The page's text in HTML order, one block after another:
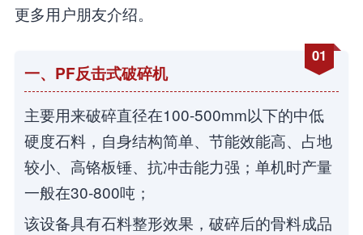
更多用户朋友介绍。
01
一、PF反击式破碎机
主要用来破碎直径在100-500mm以下的中低
硬度石料，自身结构简单、节能效能高、占地
较小、高铬板锤、抗冲击能力强；单机时产量
一般在30-800吨；
该设备具有石料整形效果，破碎后的骨料成品